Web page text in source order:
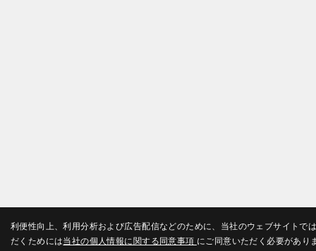
利便性向上、利用分析および広告配信などのために、当社のウェブサイト
だくためには当社の個人情報に関する同意事項 にご同意いただく必要があり